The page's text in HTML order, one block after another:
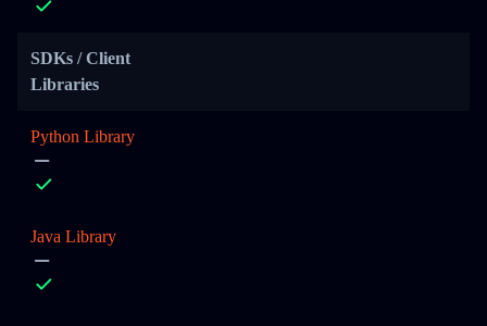
SDKs / Client
Libraries
Python Library
Java Library